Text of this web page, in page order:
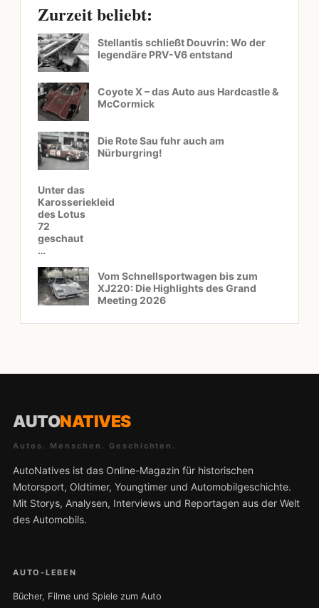
Zurzeit beliebt:
Stellantis schließt Douvrin: Wo der
legendäre PRV-V6 entstand
Coyote X – das Auto aus Hardcastle &
McCormick
Die Rote Sau fuhr auch am
Nürburgring!
Unter das
Karosseriekleid
des Lotus
72
geschaut
…
Vom Schnellsportwagen bis zum
XJ220: Die Highlights des Grand
Meeting 2026
AUTONATIVES
Autos. Menschen. Geschichten.
AutoNatives ist das Online-Magazin für historischen
Motorsport, Oldtimer, Youngtimer und Automobilgeschichte.
Mit Storys, Analysen, Interviews und Reportagen aus der Welt
des Automobils.
AUTO-LEBEN
Bücher, Filme und Spiele zum Auto